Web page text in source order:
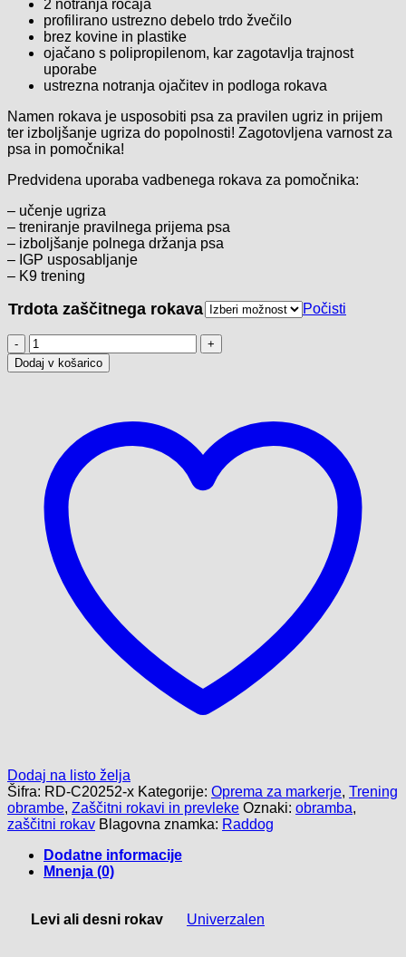
2 notranja ročaja
profilirano ustrezno debelo trdo žvečilo
brez kovine in plastike
ojačano s polipropilenom, kar zagotavlja trajnost
uporabe
ustrezna notranja ojačitev in podloga rokava
Namen rokava je usposobiti psa za pravilen ugriz in prijem
ter izboljšanje ugriza do popolnosti! Zagotovljena varnost za
psa in pomočnika!
Predvidena uporaba vadbenega rokava za pomočnika:
– učenje ugriza
– treniranje pravilnega prijema psa
– izboljšanje polnega držanja psa
– IGP usposabljanje
– K9 trening
Trdota zaščitnega rokava Počisti
Zaščitni
rokav
COMBI
Dodaj v košarico
Dodaj na listo želja
Šifra: RD-C20252-x Kategorije: Oprema za markerje, Trening
obrambe, Zaščitni rokavi in prevleke Oznaki: obramba,
zaščitni rokav Blagovna znamka: Raddog
Dodatne informacije
Mnenja (0)
Levi ali desni rokav Univerzalen